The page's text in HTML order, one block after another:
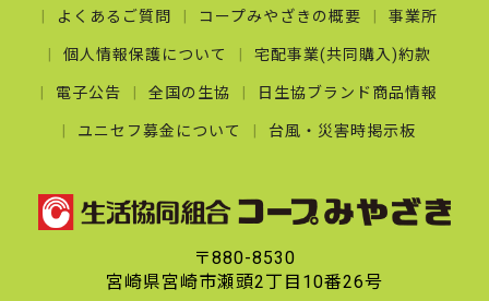
よくあるご質問 コープみやざきの概要 事業所
個人情報保護について 宅配事業(共同購入)約款
電子公告 全国の生協 日生協ブランド商品情報
ユニセフ募金について 台風・災害時掲示板
〒880-8530
宮崎県宮崎市瀬頭2丁目10番26号